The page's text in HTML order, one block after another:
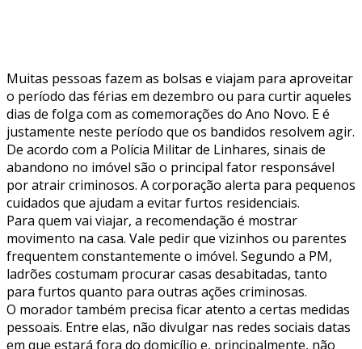
Muitas pessoas fazem as bolsas e viajam para aproveitar
o período das férias em dezembro ou para curtir aqueles
dias de folga com as comemorações do Ano Novo. E é
justamente neste período que os bandidos resolvem agir.
De acordo com a Polícia Militar de Linhares, sinais de
abandono no imóvel são o principal fator responsável
por atrair criminosos. A corporação alerta para pequenos
cuidados que ajudam a evitar furtos residenciais.
Para quem vai viajar, a recomendação é mostrar
movimento na casa. Vale pedir que vizinhos ou parentes
frequentem constantemente o imóvel. Segundo a PM,
ladrões costumam procurar casas desabitadas, tanto
para furtos quanto para outras ações criminosas.
O morador também precisa ficar atento a certas medidas
pessoais. Entre elas, não divulgar nas redes sociais datas
em que estará fora do domicílio e, principalmente, não